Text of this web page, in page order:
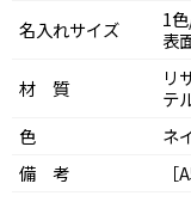
名入れサイズ
1
表
材 質
リ
テ
色
ネ
備 考
［